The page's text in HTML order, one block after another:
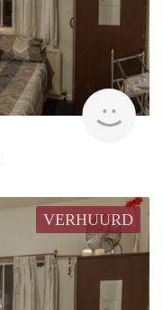
rent
VERHUURD